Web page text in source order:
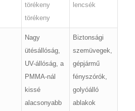
törékeny
törékeny
lencsék
Nagy
ütésállóság,
UV-állóság, a
PMMA-nál
kissé
alacsonyabb
Biztonsági
szemüvegek,
gépjármű
fényszórók,
golyóálló
ablakok